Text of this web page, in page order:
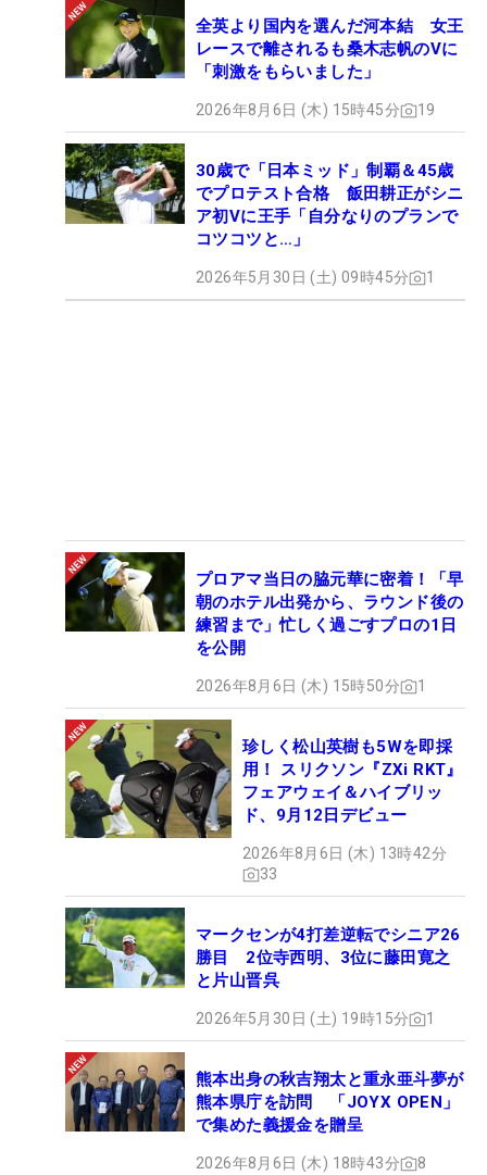
全英より国内を選んだ河本結 女王
レースで離されるも桑木志帆のVに
「刺激をもらいました」
2026年8月6日 (木) 15時45分 19
30歳で「日本ミッド」制覇＆45歳
でプロテスト合格 飯田耕正がシニ
ア初Vに王手「自分なりのプランで
コツコツと…」
2026年5月30日 (土) 09時45分 1
プロアマ当日の脇元華に密着！「早
朝のホテル出発から、ラウンド後の
練習まで」忙しく過ごすプロの1日
を公開
2026年8月6日 (木) 15時50分 1
珍しく松山英樹も5Wを即採
用！ スリクソン『ZXi RKT』
フェアウェイ＆ハイブリッ
ド、9月12日デビュー
2026年8月6日 (木) 13時42分
33
マークセンが4打差逆転でシニア26
勝目 2位寺西明、3位に藤田寛之
と片山晋呉
2026年5月30日 (土) 19時15分 1
熊本出身の秋吉翔太と重永亜斗夢が
熊本県庁を訪問 「JOYX OPEN」
で集めた義援金を贈呈
2026年8月6日 (木) 18時43分 8